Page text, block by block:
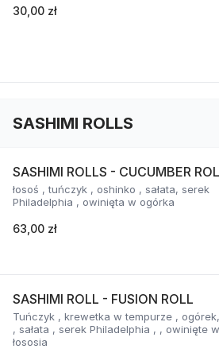
30,00 zł
SASHIMI ROLLS
SASHIMI ROLLS - CUCUMBER
łosoś , tuńczyk , oshinko , sałata, serek
Philadelphia , owinięta w ogórka
63,00 zł
SASHIMI ROLL - FUSION ROLL
Tuńczyk , krewetka w tempurze ,
, sałata , serek Philadelphia , , owinięte w
łososia